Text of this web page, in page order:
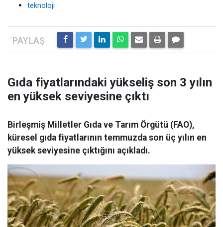
teknoloji
Gıda fiyatlarındaki yükseliş son 3 yılın
en yüksek seviyesine çıktı
Birleşmiş Milletler Gıda ve Tarım Örgütü (FAO),
küresel gıda fiyatlarının temmuzda son üç yılın en
yüksek seviyesine çıktığını açıkladı.